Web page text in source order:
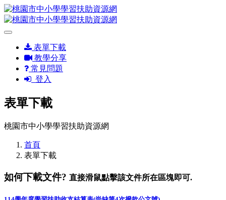
表單下載
教學分享
常見問題
登入
表單下載
桃園市中小學學習扶助資源網
首頁
表單下載
如何下載文件? 直接滑鼠點擊該文件所在區塊即可.